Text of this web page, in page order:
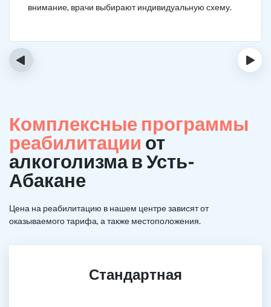
внимание, врачи выбирают индивидуальную схему.
‹ ›
Комплексные программы
реабилитации от
алкоголизма в Усть-
Абакане
Цена на реабилитацию в нашем центре зависят от
оказываемого тарифа, а также местоположения.
Стандартная